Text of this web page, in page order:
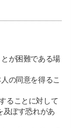
が困難である場
の同意を得るこ
ることに対して
及ぼす恐れがあ